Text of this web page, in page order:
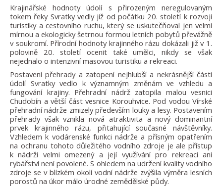
Krajinářské hodnoty údolí s přirozeným neregulovaným
tokem řeky Svratky vedly již od počátku 20. století k rozvoji
turistiky a cestovního ruchu, který se uskutečňoval jen velmi
mírnou a ekologicky šetrnou formou letních pobytů převážně
v soukromí. Přírodní hodnoty krajinného rázu dokázali již v 1.
polovině 20. století ocenit také umělci, nikdy se však
nejednalo o intenzivní masovou turistiku a rekreaci.
Postavení přehrady a zatopení nejhlubší a nekrásnější části
údolí Svratky vedlo k významným změnám ve vzhledu a
fungování krajiny. Přehradní nádrž zatopila malou vesnici
Chudobín a větší část vesnice Korouhvice. Pod vodou Vírské
přehradní nádrže zmizely především louky a lesy. Postavením
přehrady však vznikla nová atraktivita a nový dominantní
prvek krajinného rázu, přitahující současné návštěvníky.
Vzhledem k vodárenské funkci nádrže a přísným opatřením
na ochranu tohoto důležitého vodního zdroje je ale přístup
k nádrži velmi omezený a její využívání pro rekreaci ani
rybářství není povolené. S ohledem na udržení kvality vodního
zdroje se v blízkém okolí vodní nádrže zvýšila výměra lesních
porostů na úkor málo úrodné zemědělské půdy.